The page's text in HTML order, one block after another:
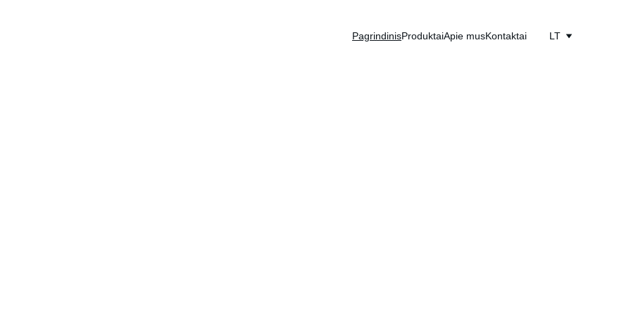
PagrindinisProduktaiApie musKontaktai LT